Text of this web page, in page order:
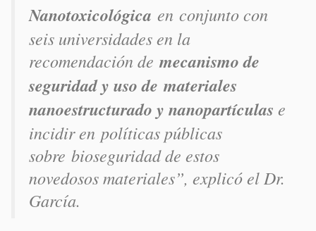
Nanotoxicológica en conjunto con
seis universidades en la
recomendación de mecanismo de
seguridad y uso de materiales
nanoestructurado y nanopartículas e
incidir en políticas públicas
sobre bioseguridad de estos
novedosos materiales”, explicó el Dr.
García.